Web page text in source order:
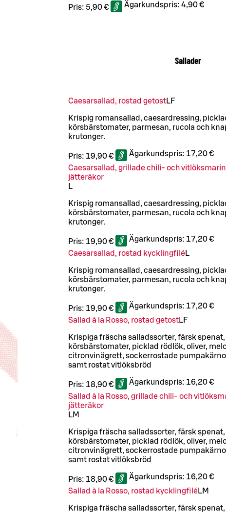
Pris: 5,90 € Ägarkundspris: 4,90 €
Sallader
Caesarsallad, rostad getostLF
Krispig romansallad, caesardressing,
körsbärstomater, parmesan, rucola och
krutonger.
Pris: 19,90 € Ägarkundspris: 17,20 €
Caesarsallad, grillade chili- och
jätteräkor
L
Krispig romansallad, caesardressing,
körsbärstomater, parmesan, rucola och
krutonger.
Pris: 19,90 € Ägarkundspris: 17,20 €
Caesarsallad, rostad kycklingfiléL
Krispig romansallad, caesardressing,
körsbärstomater, parmesan, rucola och
krutonger.
Pris: 19,90 € Ägarkundspris: 17,20 €
Sallad à la Rosso, rostad getostLF
Krispiga fräscha salladssorter, färsk
körsbärstomater, picklad rödlök, oliver,
citronvinägrett, sockerrostade
samt rostat vitlöksbröd
Pris: 18,90 € Ägarkundspris: 16,20 €
Sallad à la Rosso, grillade chili- och
jätteräkor
LM
Krispiga fräscha salladssorter, färsk
körsbärstomater, picklad rödlök, oliver,
citronvinägrett, sockerrostade
samt rostat vitlöksbröd
Pris: 18,90 € Ägarkundspris: 16,20 €
Sallad à la Rosso, rostad kycklingfiléLM
Krispiga fräscha salladssorter, färsk